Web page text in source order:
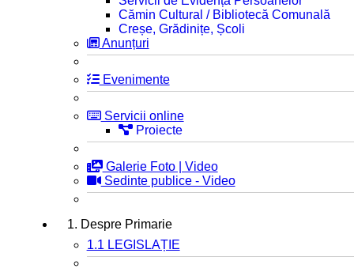
Cămin Cultural / Bibliotecă Comunală
Creșe, Grădinițe, Școli
Anunțuri
Evenimente
Servicii online
Proiecte
Galerie Foto | Video
Sedinte publice - Video
1. Despre Primarie
1.1 LEGISLAȚIE